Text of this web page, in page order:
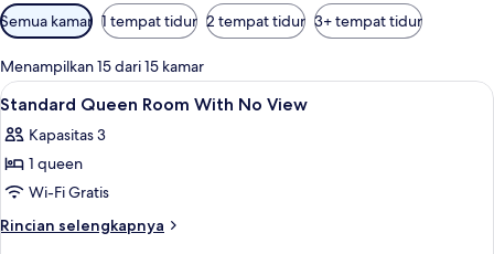
Filter
tersedia
untuk
kamar
Semua kamar 1 tempat tidur 2 tempat tidur 3+ tempat tidur
Menampilkan 15 dari 15 kamar
Lihat
semua
foto
untuk
Standard
Queen
Seprai premium, minibar, brankas,
4
Standard Queen Room With No View
Kapasitas 3
1 queen
Wi-Fi Gratis
Rincian selengkapnya
Rincian